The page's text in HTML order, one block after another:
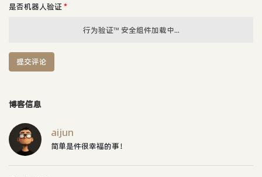
是否机器人验证 *
行为验证™ 安全组件加载中...
提交评论
博客信息
aijun
简单是件很幸福的事！